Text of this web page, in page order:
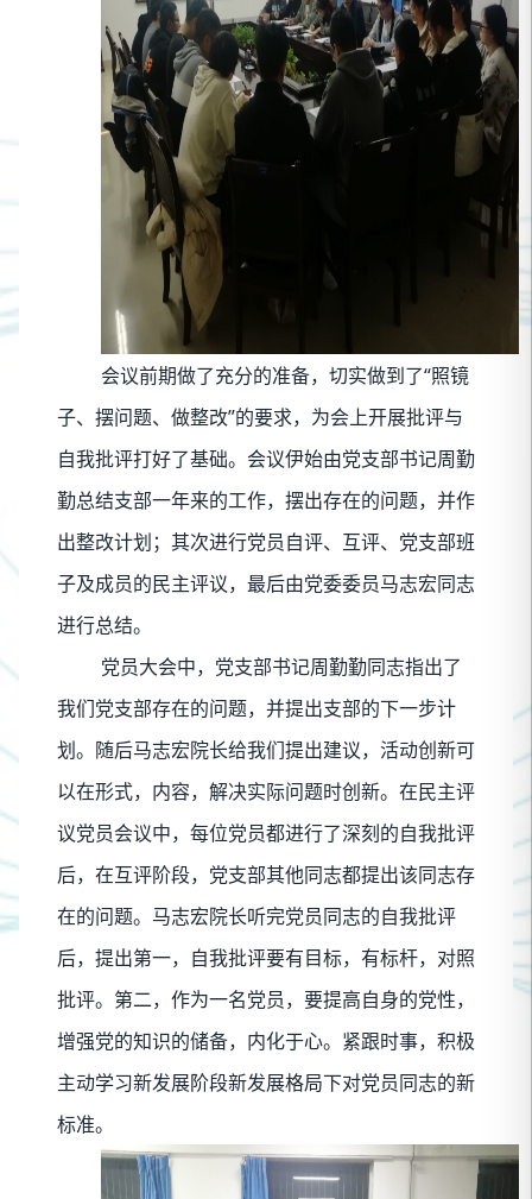
会议前期做了充分的准备，切实做到了“照镜
子、摆问题、做整改”的要求，为会上开展批评与
自我批评打好了基础。会议伊始由党支部书记周勤
勤总结支部一年来的工作，摆出存在的问题，并作
出整改计划；其次进行党员自评、互评、党支部班
子及成员的民主评议，最后由党委委员马志宏同志
进行总结。
党员大会中，党支部书记周勤勤同志指出了
我们党支部存在的问题，并提出支部的下一步计
划。随后马志宏院长给我们提出建议，活动创新可
以在形式，内容，解决实际问题时创新。在民主评
议党员会议中，每位党员都进行了深刻的自我批评
后，在互评阶段，党支部其他同志都提出该同志存
在的问题。马志宏院长听完党员同志的自我批评
后，提出第一，自我批评要有目标，有标杆，对照
批评。第二，作为一名党员，要提高自身的党性，
增强党的知识的储备，内化于心。紧跟时事，积极
主动学习新发展阶段新发展格局下对党员同志的新
标准。